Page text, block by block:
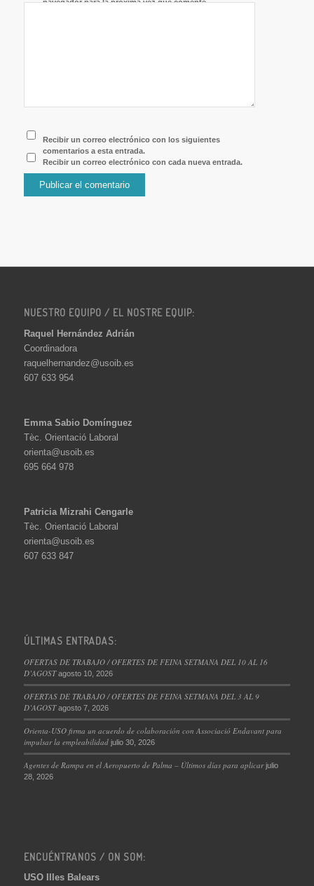
navegador para la próxima vez que comente.
Recibir un correo electrónico con los siguientes
comentarios a esta entrada.
Recibir un correo electrónico con cada nueva entrada.
NUESTRO EQUIPO / EL NOSTRE EQUIP:
Raquel Hernández Adrián
Coordinadora
raquelhernandez@usoib.es
607 633 954
Emma Sabio Domínguez
Tèc. Orientació Laboral
orienta@usoib.es
695 664 978
Patricia Mizrahi Cengarle
Tèc. Orientació Laboral
orienta@usoib.es
607 633 847
ÚLTIMAS ENTRADAS:
OFERTAS DE TRABAJO / OFERTES DE FEINA SETMANA DEL 10 AL 16
D’AGOST agosto 10, 2026
OFERTAS DE TRABAJO / OFERTES DE FEINA SETMANA DEL 3 AL 9
D’AGOST agosto 7, 2026
Orienta-USO firma un acuerdo de colaboración con Associació Endavant para
impulsar la empleabilidad julio 30, 2026
Agentes de Rampa en el Aeropuerto de Palma – Últimos días para aplicar julio
28, 2026
ENCUÉNTRANOS / ON SOM:
USO Illes Balears